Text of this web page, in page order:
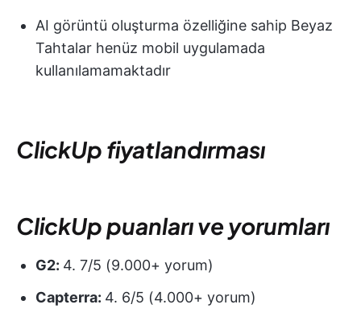
AI görüntü oluşturma özelliğine sahip Beyaz
Tahtalar henüz mobil uygulamada
kullanılamamaktadır
ClickUp fiyatlandırması
ClickUp puanları ve yorumları
G2: 4. 7/5 (9.000+ yorum)
Capterra: 4. 6/5 (4.000+ yorum)